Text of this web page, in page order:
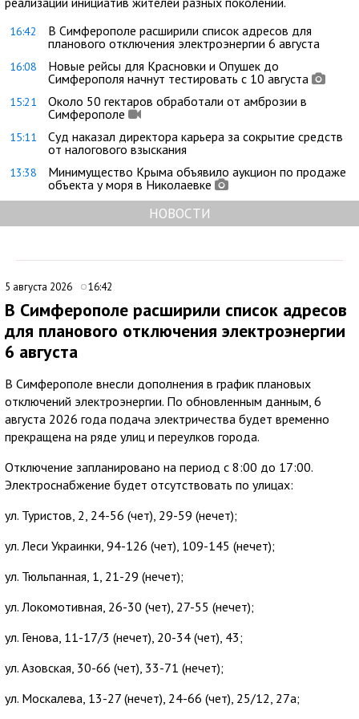
16:42
В Симферополе расширили список адресов для
планового отключения электроэнергии 6 августа
16:08
Новые рейсы для Красновки и Опушек до
Симферополя начнут тестировать с 10 августа
15:21
Около 50 гектаров обработали от амброзии в
Симферополе
15:11
Суд наказал директора карьера за сокрытие средств
от налогового взыскания
13:38
Минимущество Крыма объявило аукцион по продаже
объекта у моря в Николаевке
НОВОСТИ
5 августа 2026 16:42
В Симферополе расширили список адресов
для планового отключения электроэнергии
6 августа
В Симферополе внесли дополнения в график плановых
отключений электроэнергии. По обновленным данным, 6
августа 2026 года подача электричества будет временно
прекращена на ряде улиц и переулков города.
Отключение запланировано на период с 8:00 до 17:00.
Электроснабжение будет отсутствовать по улицах:
ул. Туристов, 2, 24-56 (чет), 29-59 (нечет);
ул. Леси Украинки, 94-126 (чет), 109-145 (нечет);
ул. Тюльпанная, 1, 21-29 (нечет);
ул. Локомотивная, 26-30 (чет), 27-55 (нечет);
ул. Генова, 11-17/3 (нечет), 20-34 (чет), 43;
ул. Азовская, 30-66 (чет), 33-71 (нечет);
ул. Москалева, 13-27 (нечет), 24-66 (чет), 25/12, 27а;